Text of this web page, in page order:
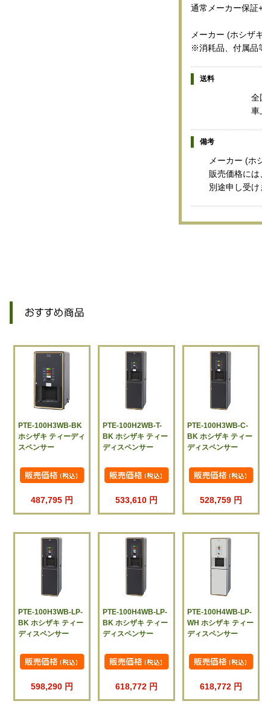
通常メーカー保証
メーカー (ホシザ
※消耗品、付属品
送料
全
車
備考
メーカー (ホ
販売価格には
別途申し受け
PTE-100H3WB-BK
ホシザキ ティーディ
スペンサー
487,795 円
PTE-100H2WB-T-
BK ホシザキ ティー
ディスペンサー
533,610 円
PTE-100H3WB-C-
BK ホシザキ ティー
ディスペンサー
528,759 円
PTE-100H3WB-LP-
BK ホシザキ ティー
ディスペンサー
598,290 円
PTE-100H4WB-LP-
BK ホシザキ ティー
ディスペンサー
618,772 円
PTE-100H4WB-LP-
WH ホシザキ ティー
ディスペンサー
618,772 円